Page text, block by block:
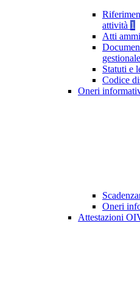
attività 1
Atti
gestionale
Statuti e
Codice
Oneri
Oneri
Attestazioni